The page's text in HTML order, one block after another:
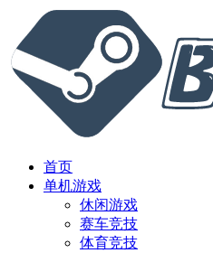
首页
单机游戏
休闲游戏
赛车竞技
体育竞技